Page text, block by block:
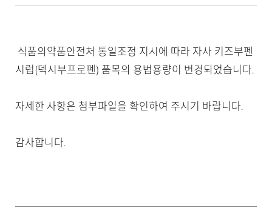
식품의약품안전처 통일조정 지시에 따라 자사 키즈부펜
시럽(덱시부프로펜) 품목의 용법용량이 변경되었습니다.
자세한 사항은 첨부파일을 확인하여 주시기 바랍니다.
감사합니다.